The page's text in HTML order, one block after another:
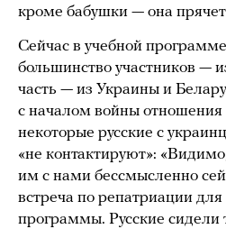
кроме бабушки — она
Сейчас в учебной
большинство участников —
часть — из Украины и
с началом войны отношения
некоторые русские с
«не контактируют»:
им с нами бессмысленно
встреча по репатриации для
программы. Русские сидели